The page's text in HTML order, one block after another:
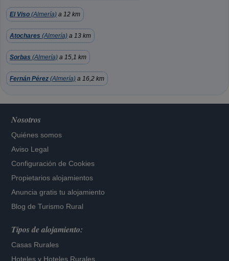
El Viso (Almería) a 12 km
Atochares (Almería) a 13 km
Sorbas (Almería) a 15,1 km
Fernán Pérez (Almería) a 16,2 km
Nosotros
Quiénes somos
Aviso Legal
Configuración de Cookies
Propietarios alojamientos
Anuncia gratis tu alojamiento
Blog de Turismo Rural
Tipos de alojamiento:
Casas Rurales
Hoteles y Hoteles Rurales